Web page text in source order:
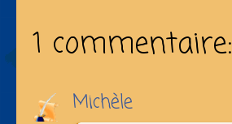
1 commentaire:
Michèle